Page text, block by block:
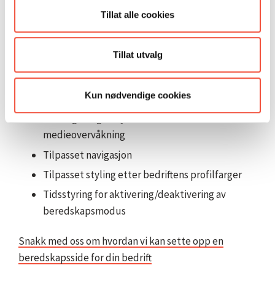
Tillat alle cookies
Tillat utvalg
Kun nødvendige cookies
Spesialtilpasset forside med hovedbudskap
Faktabokser med viktig informasjon
Liste over kontaktpersoner og nøkkelpersoner
Nyhetsfeed for løpende oppdateringer av
situasjonen
Kobling til egne nyheter eller til sider for
medieovervåkning
Tilpasset navigasjon
Tilpasset styling etter bedriftens profilfarger
Tidsstyring for aktivering/deaktivering av
beredskapsmodus
Snakk med oss om hvordan vi kan sette opp en
beredskapsside for din bedrift